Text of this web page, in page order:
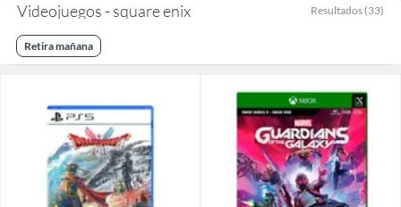
Videojuegos - square enix Resultados (33)
Retira mañana